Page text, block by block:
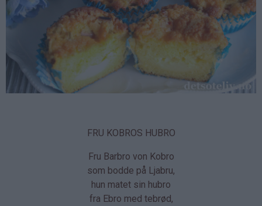
FRU KOBROS HUBRO
Fru Barbro von Kobro
som bodde på Ljabru,
hun matet sin hubro
fra Ebro med tebrød,